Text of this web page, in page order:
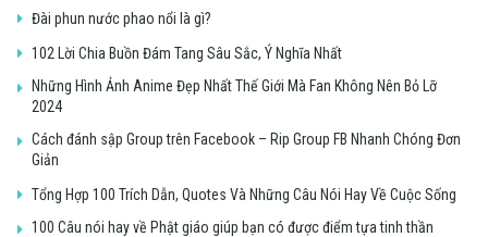
Đài phun nước phao nổi là gì?
102 Lời Chia Buồn Đám Tang Sâu Sắc, Ý Nghĩa Nhất
Những Hình Ảnh Anime Đẹp Nhất Thế Giới Mà Fan Không Nên Bỏ Lỡ
2024
Cách đánh sập Group trên Facebook – Rip Group FB Nhanh Chóng Đơn
Giản
Tổng Hợp 100 Trích Dẫn, Quotes Và Những Câu Nói Hay Về Cuộc Sống
100 Câu nói hay về Phật giáo giúp bạn có được điểm tựa tinh thần